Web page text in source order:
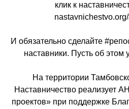
клик к
И обязательно сделайте
наставники. Пусть об этом
На территории
Наставничество реализует
проектов» при поддержке